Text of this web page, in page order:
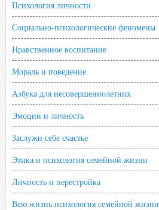
Психология личности
Социально-психологические феномены
Нравственное воспитание
Мораль и поведение
Азбука для несовершеннолетних
Эмоции и личность
Заслужи себе счастье
Этика и психология семейной жизни
Личность и перестройка
Всю жизнь психология семейной жизни